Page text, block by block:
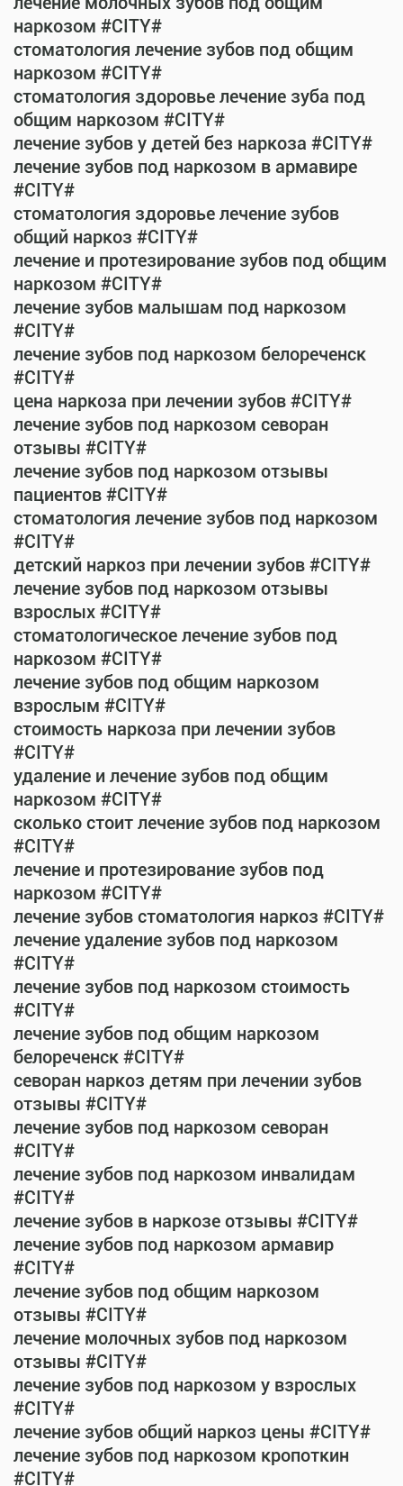
наркозом #CITY#
стоматология лечение зубов под общим
наркозом #CITY#
стоматология здоровье лечение зуба под
общим наркозом #CITY#
лечение зубов у детей без наркоза #CITY#
лечение зубов под наркозом в армавире
#CITY#
стоматология здоровье лечение зубов
общий наркоз #CITY#
лечение и протезирование зубов под общим
наркозом #CITY#
лечение зубов малышам под наркозом
#CITY#
лечение зубов под наркозом белореченск
#CITY#
цена наркоза при лечении зубов #CITY#
лечение зубов под наркозом севоран
отзывы #CITY#
лечение зубов под наркозом отзывы
пациентов #CITY#
стоматология лечение зубов под наркозом
#CITY#
детский наркоз при лечении зубов #CITY#
лечение зубов под наркозом отзывы
взрослых #CITY#
стоматологическое лечение зубов под
наркозом #CITY#
лечение зубов под общим наркозом
взрослым #CITY#
стоимость наркоза при лечении зубов
#CITY#
удаление и лечение зубов под общим
наркозом #CITY#
сколько стоит лечение зубов под наркозом
#CITY#
лечение и протезирование зубов под
наркозом #CITY#
лечение зубов стоматология наркоз #CITY#
лечение удаление зубов под наркозом
#CITY#
лечение зубов под наркозом стоимость
#CITY#
лечение зубов под общим наркозом
белореченск #CITY#
севоран наркоз детям при лечении зубов
отзывы #CITY#
лечение зубов под наркозом севоран
#CITY#
лечение зубов под наркозом инвалидам
#CITY#
лечение зубов в наркозе отзывы #CITY#
лечение зубов под наркозом армавир
#CITY#
лечение зубов под общим наркозом
отзывы #CITY#
лечение молочных зубов под наркозом
отзывы #CITY#
лечение зубов под наркозом у взрослых
#CITY#
лечение зубов общий наркоз цены #CITY#
лечение зубов под наркозом кропоткин
#CITY#